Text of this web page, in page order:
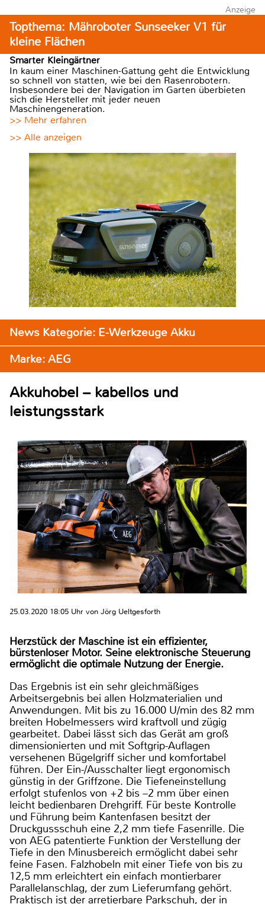
Anzeige
Topthema: Mähroboter Sunseeker V1 für
kleine Flächen
Smarter Kleingärtner
In kaum einer Maschinen-Gattung geht die Entwicklung
so schnell von statten, wie bei den Rasenrobotern.
Insbesondere bei der Navigation im Garten überbieten
sich die Hersteller mit jeder neuen
Maschinengeneration.
>> Mehr erfahren
>> Alle anzeigen
News Kategorie: E-Werkzeuge Akku
Marke: AEG
Akkuhobel – kabellos und
leistungsstark
25.03.2020 18:05 Uhr von Jörg Ueltgesforth
Herzstück der Maschine ist ein effizienter,
bürstenloser Motor. Seine elektronische Steuerung
ermöglicht die optimale Nutzung der Energie.
Das Ergebnis ist ein sehr gleichmäßiges
Arbeitsergebnis bei allen Holzmaterialien und
Anwendungen. Mit bis zu 16.000 U/min des 82 mm
breiten Hobelmessers wird kraftvoll und zügig
gearbeitet. Dabei lässt sich das Gerät am groß
dimensionierten und mit Softgrip-Auflagen
versehenen Bügelgriff sicher und komfortabel
führen. Der Ein-/Ausschalter liegt ergonomisch
günstig in der Griffzone. Die Tiefeneinstellung
erfolgt stufenlos von +2 bis –2 mm über einen
leicht bedienbaren Drehgriff. Für beste Kontrolle
und Führung beim Kantenfasen besitzt der
Druckgussschuh eine 2,2 mm tiefe Fasenrille. Die
von AEG patentierte Funktion der Verstellung der
Tiefe in den Minusbereich ermöglicht dabei sehr
feine Fasen. Falzhobeln mit einer Tiefe von bis zu
12,5 mm erleichtert ein einfach montierbarer
Parallelanschlag, der zum Lieferumfang gehört.
Praktisch ist der arretierbare Parkschuh, der in